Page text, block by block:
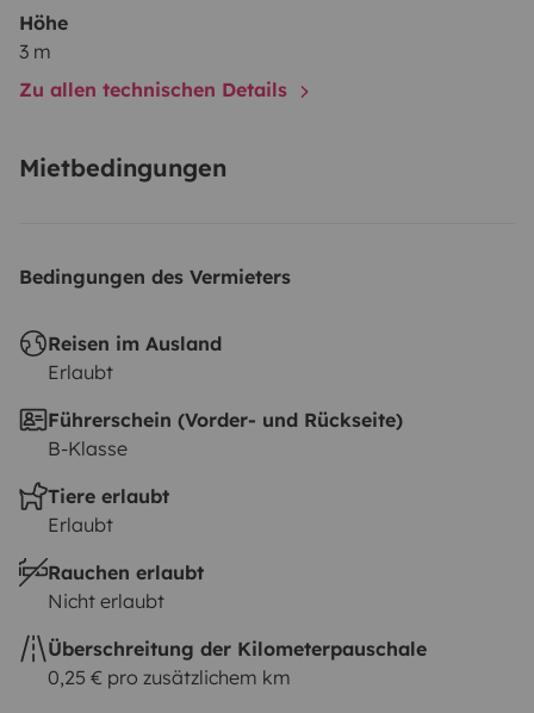
Höhe
3 m
Zu allen technischen Details
Mietbedingungen
Bedingungen des Vermieters
Reisen im Ausland
Erlaubt
Führerschein (Vorder- und Rückseite)
B-Klasse
Tiere erlaubt
Erlaubt
Rauchen erlaubt
Nicht erlaubt
Überschreitung der Kilometerpauschale
0,25 € pro zusätzlichem km